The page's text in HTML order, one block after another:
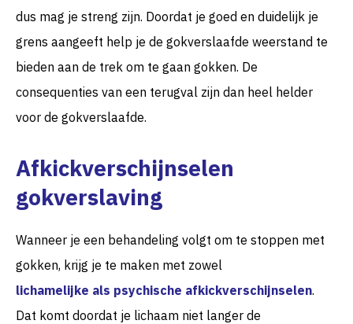
dus mag je streng zijn. Doordat je goed en duidelijk je
grens aangeeft help je de gokverslaafde weerstand te
bieden aan de trek om te gaan gokken. De
consequenties van een terugval zijn dan heel helder
voor de gokverslaafde.
Afkickverschijnselen
gokverslaving
Wanneer je een behandeling volgt om te stoppen met
gokken, krijg je te maken met zowel
lichamelijke als psychische afkickverschijnselen.
Dat komt doordat je lichaam niet langer de